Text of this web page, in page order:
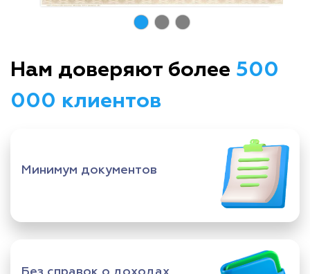
Нам доверяют более 500
000 клиентов
Минимум документов